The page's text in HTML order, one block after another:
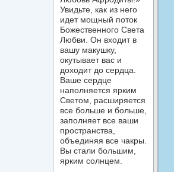
Увидьте, как из него
идет мощный поток
Божественного Света
Любви. Он входит в
вашу макушку,
окутывает вас и
доходит до сердца.
Ваше сердце
наполняется ярким
Светом, расширяется
все больше и больше,
заполняет все ваши
пространства,
объединяя все чакры.
Вы стали большим,
ярким солнцем.